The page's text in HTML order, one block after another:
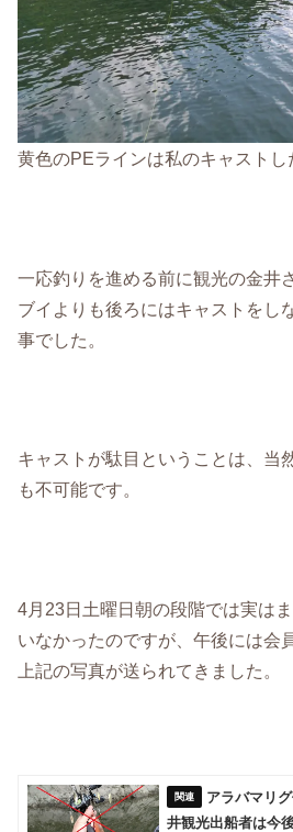
黄色のPEラインは私のキャストし
一応釣りを進める前に観光の金井
ブイよりも後ろにはキャストをし
事でした。
キャストが駄目ということは、当
も不可能です。
4月23日土曜日朝の段階では実は
いなかったのですが、午後には会
上記の写真が送られてきました。
アラバマリ
井観光出船者は今